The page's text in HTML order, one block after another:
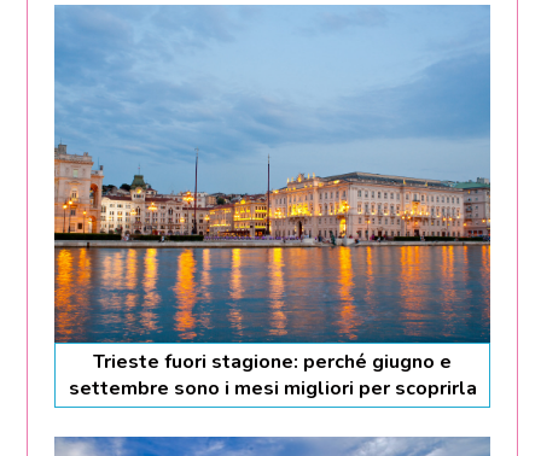
Trieste fuori stagione: perché giugno e
settembre sono i mesi migliori per scoprirla